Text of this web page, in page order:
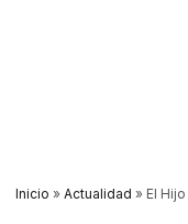
Inicio » Actualidad » El